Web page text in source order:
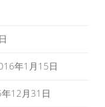
年1月15日
12月31日